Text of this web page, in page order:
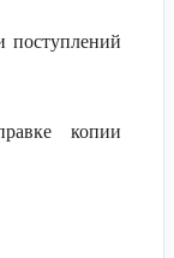
поступлений
копии